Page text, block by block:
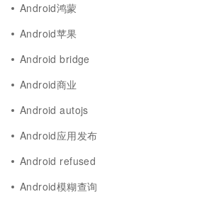
Android鸿蒙
Android苹果
Android bridge
Android商业
Android autojs
Android应用发布
Android refused
Android模糊查询